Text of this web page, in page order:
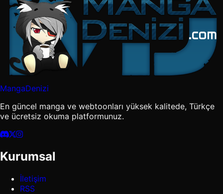
MangaDenizi
En güncel manga ve webtoonları yüksek kalitede, Türkçe
ve ücretsiz okuma platformunuz.
Kurumsal
İletişim
RSS